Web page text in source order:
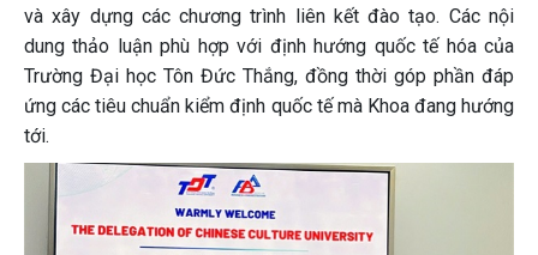
và xây dựng các chương trình liên kết đào tạo. Các nội
dung thảo luận phù hợp với định hướng quốc tế hóa của
Trường Đại học Tôn Đức Thắng, đồng thời góp phần đáp
ứng các tiêu chuẩn kiểm định quốc tế mà Khoa đang hướng
tới.